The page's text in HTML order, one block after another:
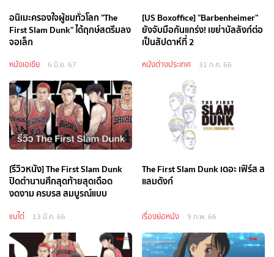
อนิเมะครองใจผู้ชมทั่วโลก "The
First Slam Dunk" ได้ฤกษ์สตรีมลง
จอเล็ก
หนังเอเชีย 6 มิ.ย. 67
[US Boxoffice] "Barbenheimer"
ยังจับมือกันแกร่ง! เขย่าบัลลังก์ต่อ
เป็นสัปดาห์ที่ 2
หนังต่างประเทศ 31 ก.ค. 66
[รีวิวหนัง] The First Slam Dunk
ปิดตำนานศึกสุดท้ายสุดเดือด
งดงาม ครบรส สมบูรณ์แบบ
แบไต๋ 13 มี.ค. 66
The First Slam Dunk เดอะ เฟิร์ส ส
แลมดังก์
เรื่องย่อหนัง 9 ก.พ. 66